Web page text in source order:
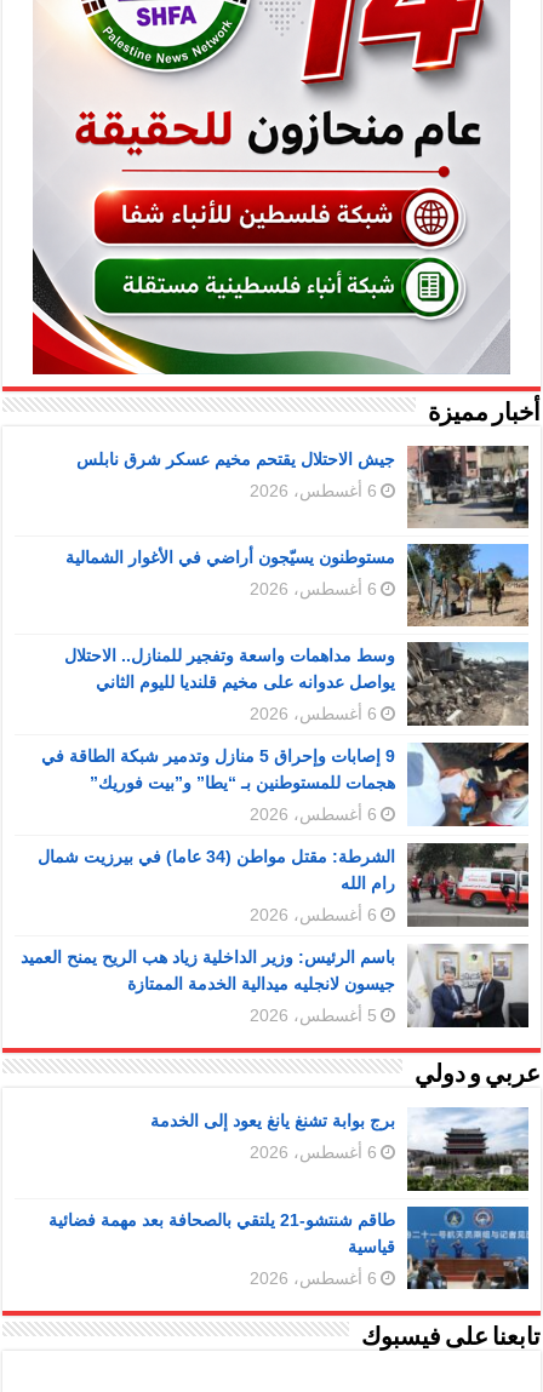
أخبار مميزة
جيش الاحتلال يقتحم مخيم عسكر شرق نابلس
6 أغسطس، 2026
مستوطنون يسيّجون أراضي في الأغوار الشمالية
6 أغسطس، 2026
وسط مداهمات واسعة وتفجير للمنازل.. الاحتلال
يواصل عدوانه على مخيم قلنديا لليوم الثاني
6 أغسطس، 2026
9 إصابات وإحراق 5 منازل وتدمير شبكة الطاقة في
هجمات للمستوطنين بـ “يطا” و”بيت فوريك”
6 أغسطس، 2026
الشرطة: مقتل مواطن (34 عاما) في بيرزيت شمال
رام الله
6 أغسطس، 2026
باسم الرئيس: وزير الداخلية زياد هب الريح يمنح العميد
جيسون لانجليه ميدالية الخدمة الممتازة
5 أغسطس، 2026
عربي و دولي
برج بوابة تشنغ يانغ يعود إلى الخدمة
6 أغسطس، 2026
طاقم شنتشو-21 يلتقي بالصحافة بعد مهمة فضائية
قياسية
6 أغسطس، 2026
تابعنا على فيسبوك